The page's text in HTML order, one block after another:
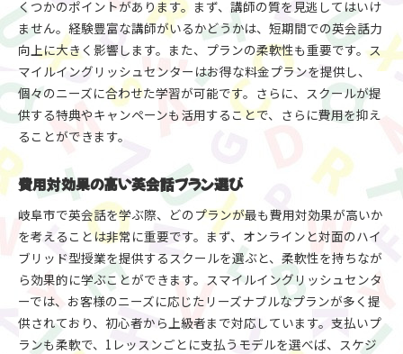
くつかのポイントがあります。まず、講師の質を見逃してはいけ
ません。経験豊富な講師がいるかどうかは、短期間での英会話力
向上に大きく影響します。また、プランの柔軟性も重要です。ス
マイルイングリッシュセンターはお得な料金プランを提供し、
個々のニーズに合わせた学習が可能です。さらに、スクールが提
供する特典やキャンペーンも活用することで、さらに費用を抑え
ることができます。
費用対効果の高い英会話プラン選び
岐阜市で英会話を学ぶ際、どのプランが最も費用対効果が高いか
を考えることは非常に重要です。まず、オンラインと対面のハイ
ブリッド型授業を提供するスクールを選ぶと、柔軟性を持ちなが
ら効果的に学ぶことができます。スマイルイングリッシュセンタ
ーでは、お客様のニーズに応じたリーズナブルなプランが多く提
供されており、初心者から上級者まで対応しています。支払いプ
ランも柔軟で、1レッスンごとに支払うモデルを選べば、スケジ